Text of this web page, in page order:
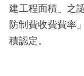
建工程面積」之
防制費收費費率
積認定。